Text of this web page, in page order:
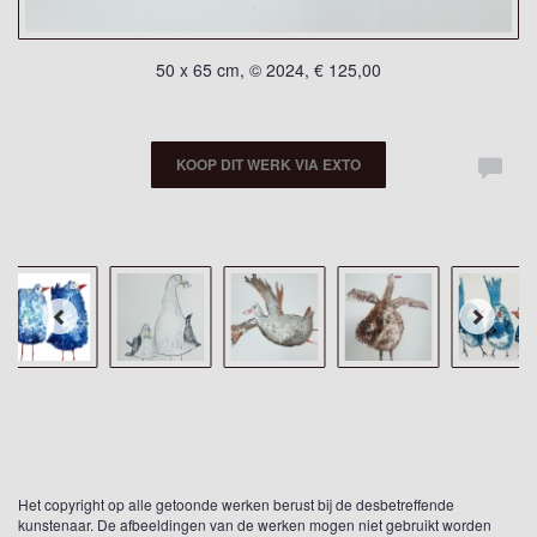
50 x 65 cm, © 2024, € 125,00
KOOP DIT WERK VIA EXTO
Het copyright op alle getoonde werken berust bij de desbetreffende
kunstenaar. De afbeeldingen van de werken mogen niet gebruikt worden